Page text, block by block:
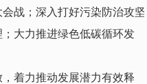
战；深入打好污染防治攻坚
大力推进绿色低碳循环发
着力推动发展潜力有效释